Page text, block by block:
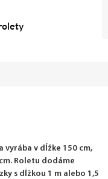
vyrába v dĺžke 150 cm,
Roletu dodáme
s dĺžkou 1 m alebo 1,5